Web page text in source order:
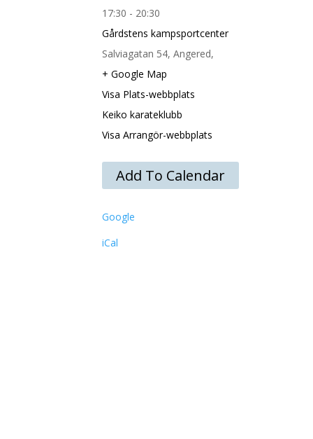
17:30 - 20:30
Gårdstens kampsportcenter
Salviagatan 54, Angered,
+ Google Map
Visa Plats-webbplats
Keiko karateklubb
Visa Arrangör-webbplats
Add To Calendar
Google
iCal